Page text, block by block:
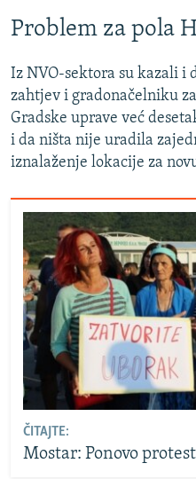
Problem za pola
Iz NVO-sektora su kazali i
zahtjev i gradonačelniku
Gradske uprave već
i da ništa nije uradila
iznalaženje lokacije za
ČITAJTE:
Mostar: Ponovo